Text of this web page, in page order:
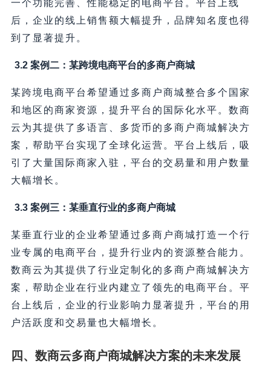
一个功能完善、性能稳定的电商平台。平台上线
后，企业的线上销售额大幅提升，品牌知名度也得
到了显著提升。
3.2 案例二：某跨境电商平台的多商户商城
某跨境电商平台希望通过多商户商城整合多个国家
和地区的商家资源，提升平台的国际化水平。数商
云为其提供了多语言、多货币的多商户商城解决方
案，帮助平台实现了全球化运营。平台上线后，吸
引了大量国际商家入驻，平台的交易量和用户数量
大幅增长。
3.3 案例三：某垂直行业的多商户商城
某垂直行业的企业希望通过多商户商城打造一个行
业专属的电商平台，提升行业内的资源整合能力。
数商云为其提供了行业定制化的多商户商城解决方
案，帮助企业在行业内建立了领先的电商平台。平
台上线后，企业的行业影响力显著提升，平台的用
户活跃度和交易量也大幅增长。
四、数商云多商户商城解决方案的未来发展